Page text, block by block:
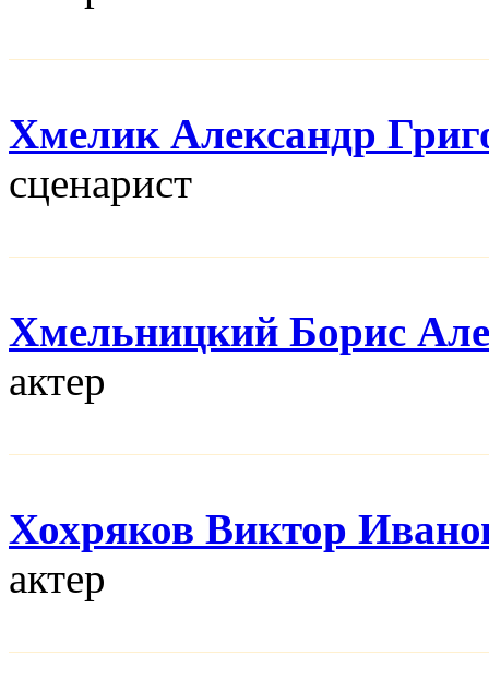
Хмелик Александр
сценарист
Хмельницкий Борис
актер
Хохряков Виктор
актер